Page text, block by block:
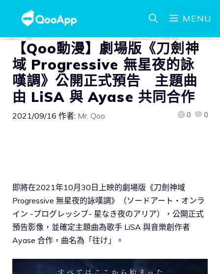
MENU
【Qoo動漫】劇場版《刀劍神
域 Progressive 無星夜的詠
嘆調》公開正式預告 主題曲
由 LiSA 與 Ayase 共同合作
2021/09/16 作者: Mr. Qoo 0 0
即將在2021年10月30日上映的劇場版《刀劍神域
Progressive 無星夜的詠嘆調》（ソードアート・オンラ
イン -プログレッシブ- 星なき夜のアリア），公開正式
預告影像，並確定主題曲為歌手 LiSA 與音樂創作者
Ayase 合作，曲名為「往け」。